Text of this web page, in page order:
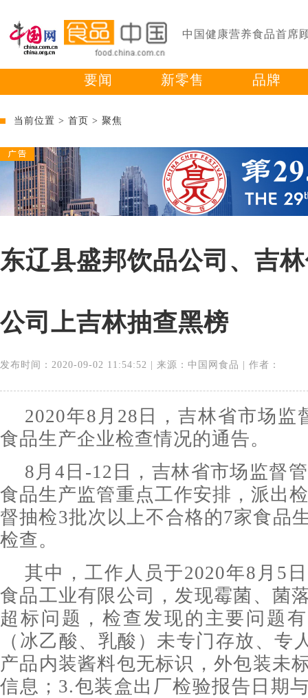
中国健康营养食品首席
要闻 新零售 品牌
当前位置 > 首页 > 聚焦
东辽县盛邦饮品公司、吉
公司上吉林抽查黑榜
发布时间：2020-09-02 11:54:52 | 来源：中国网食品 | 作者：
2020年8月28日，吉林省市场监
食品生产企业检查情况的通告。
8月4日-12日，吉林省市场监督
食品生产监管重点工作安排，派出
督抽检3批次以上不合格的7家食品
检查。
其中，工作人员于2020年8月5
食品工业有限公司，发现霉菌、菌
超标问题，检查发现的主要问题
（冰乙酸、乳酸）未专门存放、专
产品内装酱料包无标识，外包装未
信息；3.包装盒出厂检验报告日期